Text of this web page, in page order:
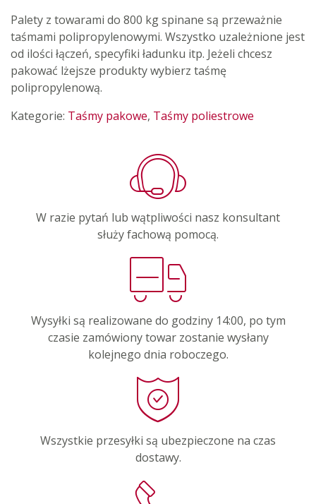
Palety z towarami do 800 kg spinane są przeważnie
taśmami polipropylenowymi. Wszystko uzależnione jest
od ilości łączeń, specyfiki ładunku itp. Jeżeli chcesz
pakować lżejsze produkty wybierz taśmę
polipropylenową.
Kategorie: Taśmy pakowe, Taśmy poliestrowe
W razie pytań lub wątpliwości nasz konsultant
służy fachową pomocą.
Wysyłki są realizowane do godziny 14:00, po tym
czasie zamówiony towar zostanie wysłany
kolejnego dnia roboczego.
Wszystkie przesyłki są ubezpieczone na czas
dostawy.